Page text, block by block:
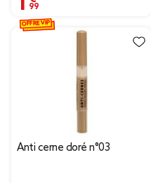
Anti cerne doré n°03
OFFRE VIP